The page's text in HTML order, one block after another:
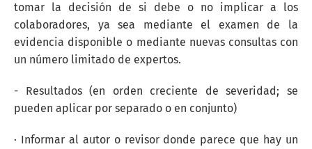
tomar la decisión de si debe o no implicar a los
colaboradores, ya sea mediante el examen de la
evidencia disponible o mediante nuevas consultas con
un número limitado de expertos.
- Resultados (en orden creciente de severidad; se
pueden aplicar por separado o en conjunto)
· Informar al autor o revisor donde parece que hay un